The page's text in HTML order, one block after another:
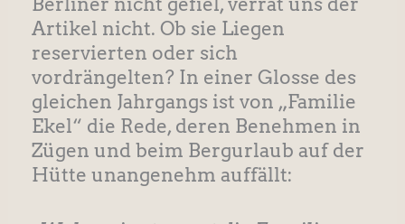
Artikel nicht. Ob sie Liegen
reservierten oder sich
vordrängelten? In einer Glosse des
gleichen Jahrgangs ist von „Familie
Ekel“ die Rede, deren Benehmen in
Zügen und beim Bergurlaub auf der
Hütte unangenehm auffällt: